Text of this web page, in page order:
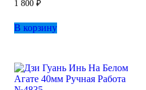
1 800 ₽
В корзину